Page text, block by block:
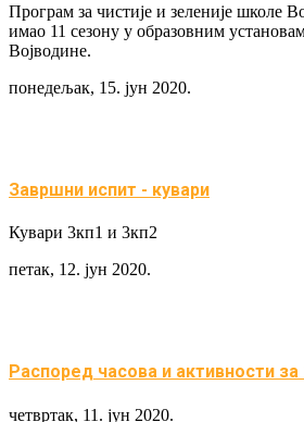
Програм за чистије и зеленије школе
имао 11 сезону у образовним
Војводине.
понедељак, 15. јун 2020.
Завршни испит - кувари
Кувари 3кп1 и 3кп2
петак, 12. јун 2020.
Распоред часова и активности за
четвртак, 11. јун 2020.